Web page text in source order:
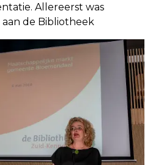
Allereerst was
de Bibliotheek